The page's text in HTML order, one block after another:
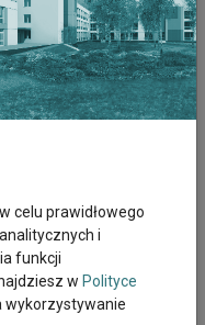
celu prawidłowego
i
funkcji
w Polityce
wykorzystywanie